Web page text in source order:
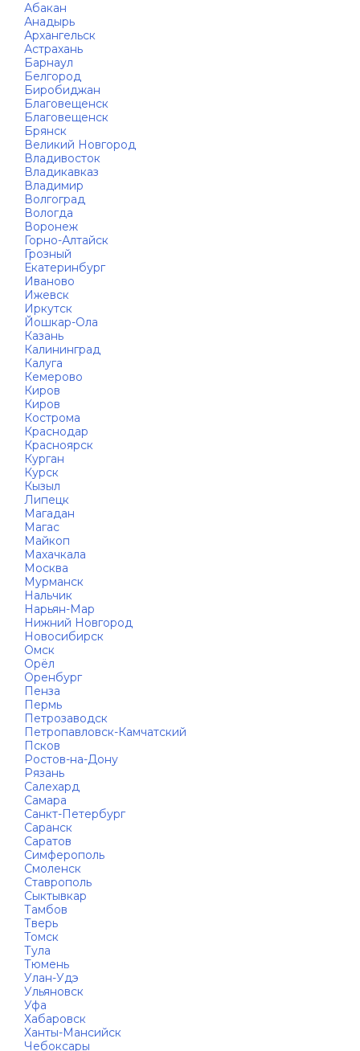
Абакан
Анадырь
Архангельск
Астрахань
Барнаул
Белгород
Биробиджан
Благовещенск
Благовещенск
Брянск
Великий Новгород
Владивосток
Владикавказ
Владимир
Волгоград
Вологда
Воронеж
Горно-Алтайск
Грозный
Екатеринбург
Иваново
Ижевск
Иркутск
Йошкар-Ола
Казань
Калининград
Калуга
Кемерово
Киров
Киров
Кострома
Краснодар
Красноярск
Курган
Курск
Кызыл
Липецк
Магадан
Магас
Майкоп
Махачкала
Москва
Мурманск
Нальчик
Нарьян-Мар
Нижний Новгород
Новосибирск
Омск
Орёл
Оренбург
Пенза
Пермь
Петрозаводск
Петропавловск-Камчатский
Псков
Ростов-на-Дону
Рязань
Салехард
Самара
Санкт-Петербург
Саранск
Саратов
Симферополь
Смоленск
Ставрополь
Сыктывкар
Тамбов
Тверь
Томск
Тула
Тюмень
Улан-Удэ
Ульяновск
Уфа
Хабаровск
Ханты-Мансийск
Чебоксары